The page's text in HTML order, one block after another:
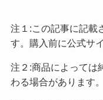
注１:この記事に記載
す。購入前に公式サ
注２:商品によっては
わる場合があります。